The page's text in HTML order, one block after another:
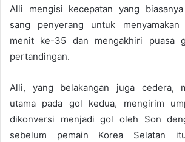
Alli mengisi kecepatan yang
sang penyerang untuk menyamakan
menit ke-35 dan mengakhiri puasa
pertandingan.
Alli, yang belakangan juga cedera,
utama pada gol kedua, mengirim
dikonversi menjadi gol oleh Son
sebelum pemain Korea Selatan